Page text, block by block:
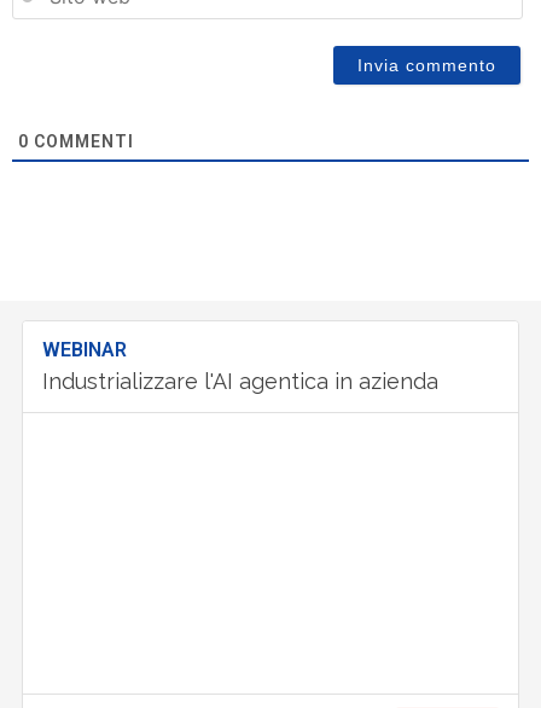
0 COMMENTI
WEBINAR
Industrializzare l'AI agentica in azienda